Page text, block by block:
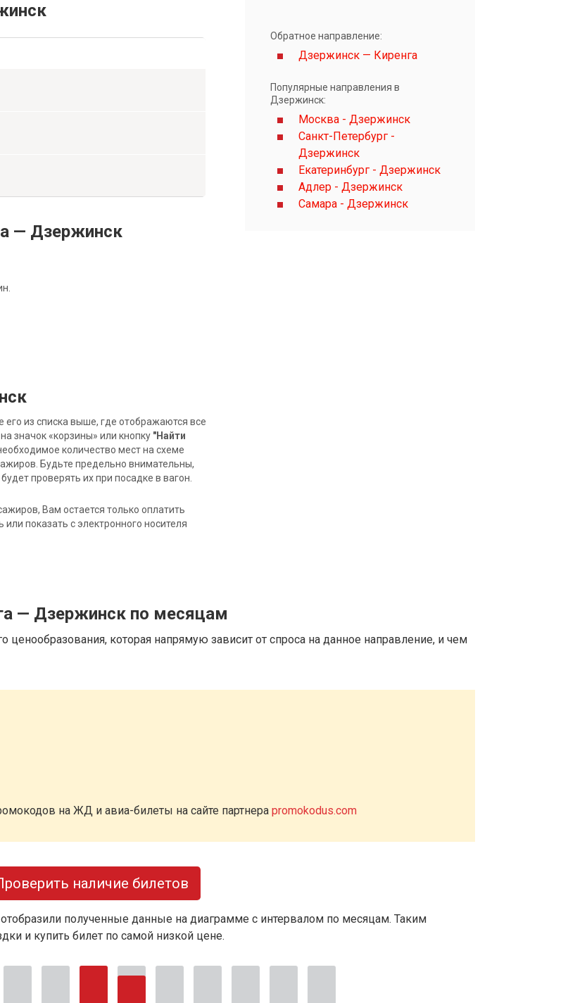
— Дзержинск
из списка выше, где отображаются все
значок «корзины» или кнопку "Найти
количество мест на схеме
Будьте предельно внимательны,
проверять их при посадке в вагон.
Вам остается только оплатить
показать с электронного носителя
Обратное направление:
Дзержинск — Киренга
Популярные направления в
Дзержинск:
Москва - Дзержинск
Санкт-Петербург -
Дзержинск
Екатеринбург - Дзержинск
Адлер - Дзержинск
Самара - Дзержинск
— Дзержинск по месяцам
ценообразования, которая напрямую зависит от спроса на данное направление, и чем
на ЖД и авиа-билеты на сайте партнера promokodus.com
наличие билетов
полученные данные на диаграмме с интервалом по месяцам. Таким
и купить билет по самой низкой цене.